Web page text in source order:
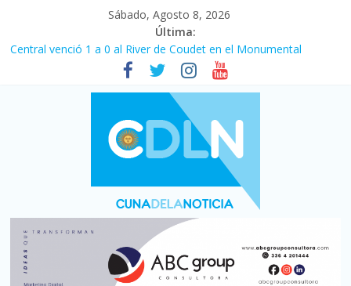
Sábado, Agosto 8, 2026
Última:
Central venció 1 a 0 al River de Coudet en el Monumental
La morosidad alcanzó su nivel más alto en dos décadas y ya
afecta a 400 mil deudores en Santa Fe
Desde que asumió Milei cerraron 41.000 kioscos: el sector
denuncia crisis como en 2001
Vacaciones de invierno con más movimiento y consumo
turístico: 4,6 millones de personas viajaron por el país, un 5,9%
Fuerte caída de la venta de autos usados en julio: bajó un 12,6%